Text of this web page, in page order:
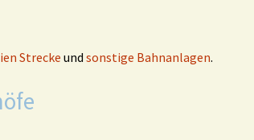
Streckeund sonstige Bahnanlagen.